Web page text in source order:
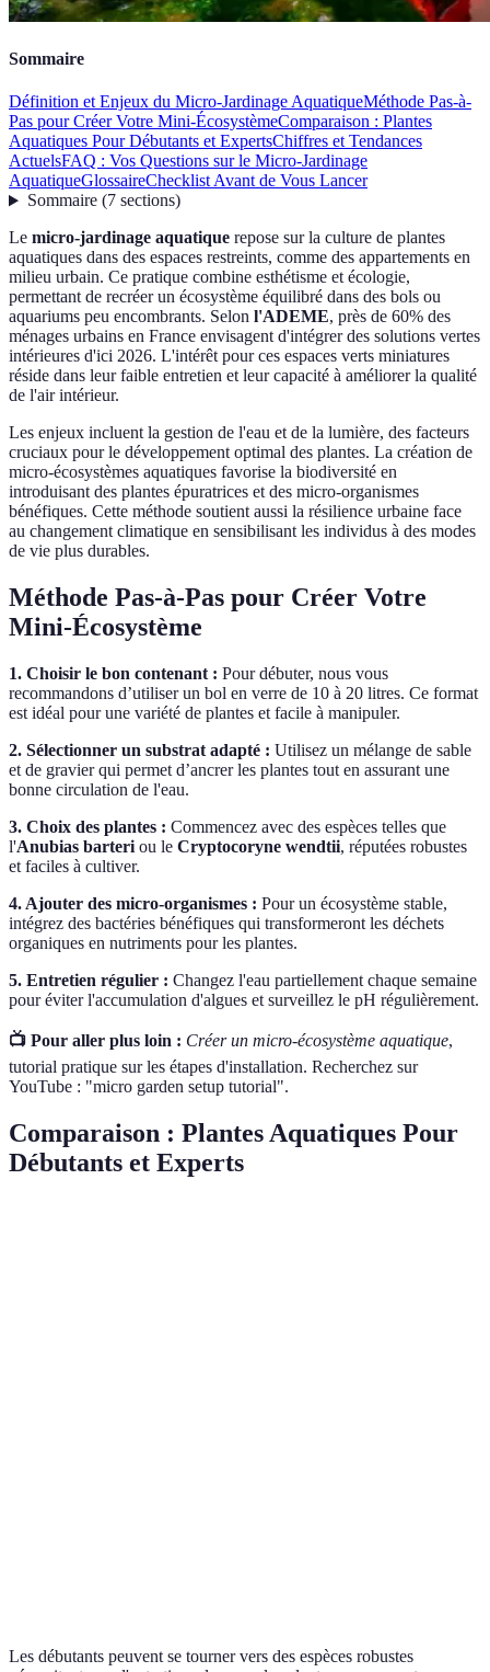
Sommaire
Définition et Enjeux du Micro-Jardinage AquatiqueMéthode Pas-à-
Pas pour Créer Votre Mini-ÉcosystèmeComparaison : Plantes
Aquatiques Pour Débutants et ExpertsChiffres et Tendances
ActuelsFAQ : Vos Questions sur le Micro-Jardinage
AquatiqueGlossaireChecklist Avant de Vous Lancer
Sommaire(7 sections)
Le micro-jardinage aquatique repose sur la culture de plantes
aquatiques dans des espaces restreints, comme des appartements en
milieu urbain. Ce pratique combine esthétisme et écologie,
permettant de recréer un écosystème équilibré dans des bols ou
aquariums peu encombrants. Selon l'ADEME, près de 60% des
ménages urbains en France envisagent d'intégrer des solutions vertes
intérieures d'ici 2026. L'intérêt pour ces espaces verts miniatures
réside dans leur faible entretien et leur capacité à améliorer la qualité
de l'air intérieur.
Les enjeux incluent la gestion de l'eau et de la lumière, des facteurs
cruciaux pour le développement optimal des plantes. La création de
micro-écosystèmes aquatiques favorise la biodiversité en
introduisant des plantes épuratrices et des micro-organismes
bénéfiques. Cette méthode soutient aussi la résilience urbaine face
au changement climatique en sensibilisant les individus à des modes
de vie plus durables.
Méthode Pas-à-Pas pour Créer Votre
Mini-Écosystème
1. Choisir le bon contenant : Pour débuter, nous vous
recommandons d’utiliser un bol en verre de 10 à 20 litres. Ce format
est idéal pour une variété de plantes et facile à manipuler.
2. Sélectionner un substrat adapté : Utilisez un mélange de sable
et de gravier qui permet d’ancrer les plantes tout en assurant une
bonne circulation de l'eau.
3. Choix des plantes : Commencez avec des espèces telles que
l'Anubias barteri ou le Cryptocoryne wendtii, réputées robustes
et faciles à cultiver.
4. Ajouter des micro-organismes : Pour un écosystème stable,
intégrez des bactéries bénéfiques qui transformeront les déchets
organiques en nutriments pour les plantes.
5. Entretien régulier : Changez l'eau partiellement chaque semaine
pour éviter l'accumulation d'algues et surveillez le pH régulièrement.
📺 Pour aller plus loin : Créer un micro-écosystème aquatique,
tutorial pratique sur les étapes d'installation. Recherchez sur
YouTube : "micro garden setup tutorial".
Comparaison : Plantes Aquatiques Pour
Débutants et Experts
Les débutants peuvent se tourner vers des espèces robustes